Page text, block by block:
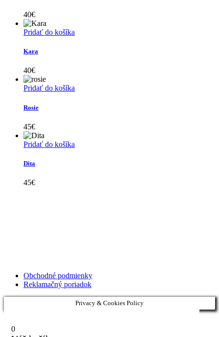
40€
Pridať do košíka
Kara
40€
Pridať do košíka
Rosie
45€
Pridať do košíka
Dita
45€
Obchodné podmienky
Reklamačný poriadok
Privacy & Cookies Policy
0